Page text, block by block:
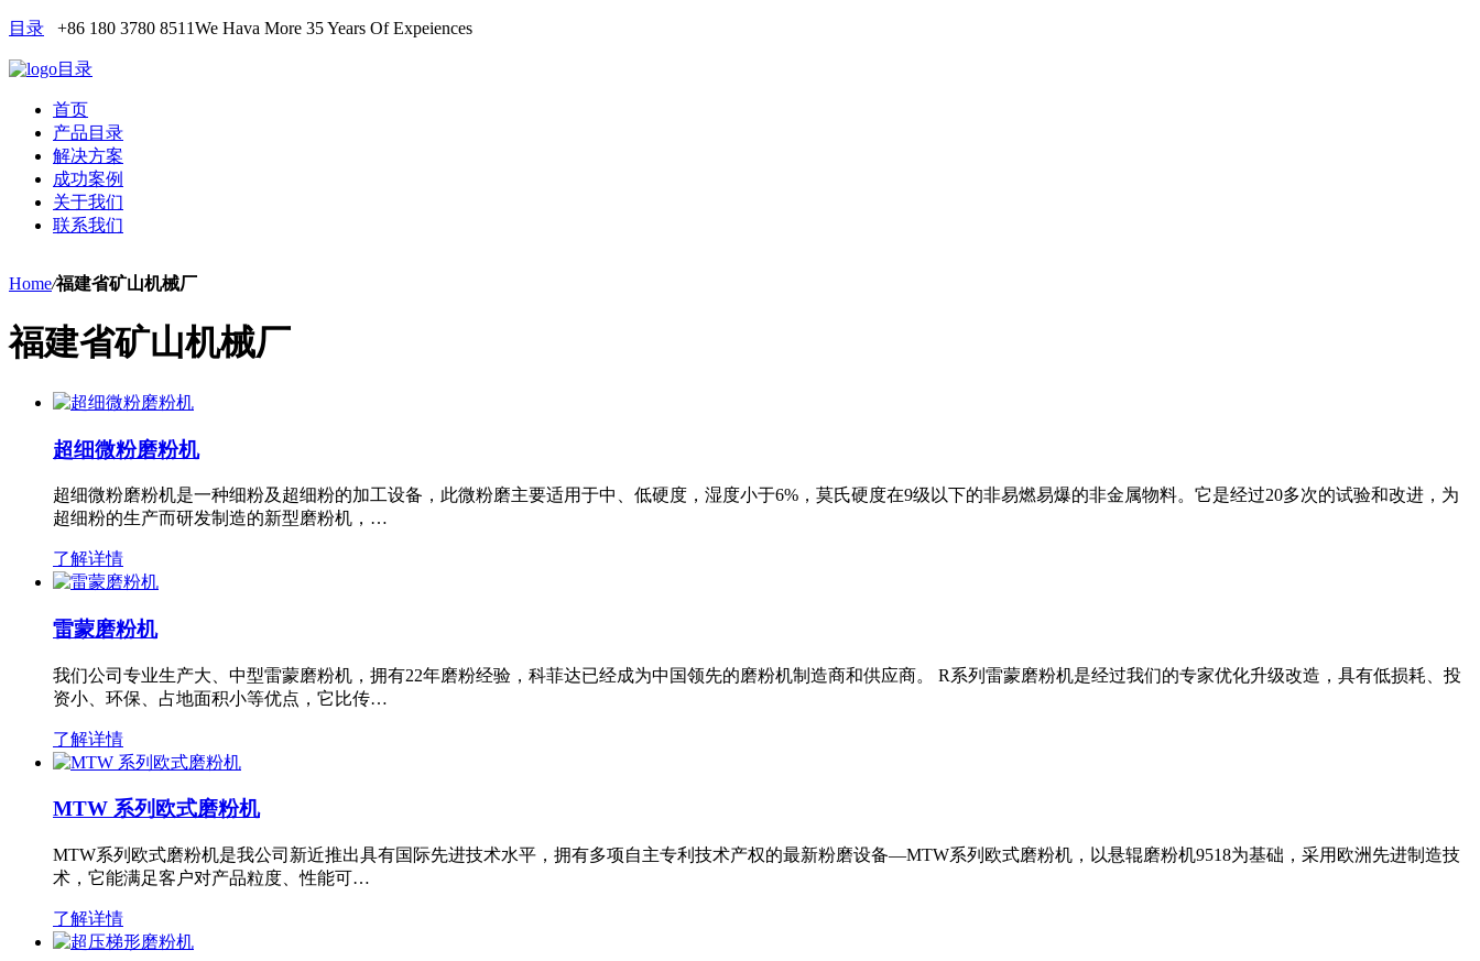
目录 +86 180 3780 8511We Hava More 35 Years Of Expeiences
目录
首页
产品目录
解决方案
成功案例
关于我们
联系我们
Home/福建省矿山机械厂
福建省矿山机械厂
超细微粉磨粉机
超细微粉磨粉机是一种细粉及超细粉的加工设备，此微粉磨主要适用于中、低硬度，湿度小于6%，莫氏硬度在9级以下的非易燃易爆的非金属物料。它是经过20多次的试验和改进，为
超细粉的生产而研发制造的新型磨粉机，…
了解详情
雷蒙磨粉机
我们公司专业生产大、中型雷蒙磨粉机，拥有22年磨粉经验，科菲达已经成为中国领先的磨粉机制造商和供应商。 R系列雷蒙磨粉机是经过我们的专家优化升级改造，具有低损耗、投
资小、环保、占地面积小等优点，它比传…
了解详情
MTW 系列欧式磨粉机
MTW系列欧式磨粉机是我公司新近推出具有国际先进技术水平，拥有多项自主专利技术产权的最新粉磨设备—MTW系列欧式磨粉机，以悬辊磨粉机9518为基础，采用欧洲先进制造技
术，它能满足客户对产品粒度、性能可…
了解详情